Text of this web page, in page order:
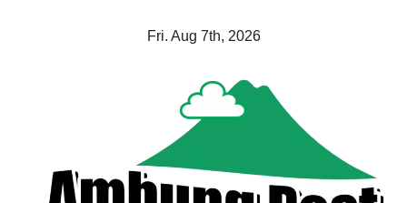
Fri. Aug 7th, 2026